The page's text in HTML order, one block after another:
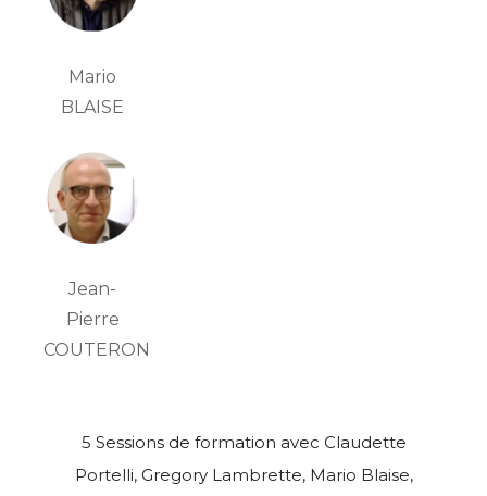
Mario
BLAISE
Jean-
Pierre
COUTERON
5 Sessions de formation avec Claudette
Portelli, Gregory Lambrette, Mario Blaise,